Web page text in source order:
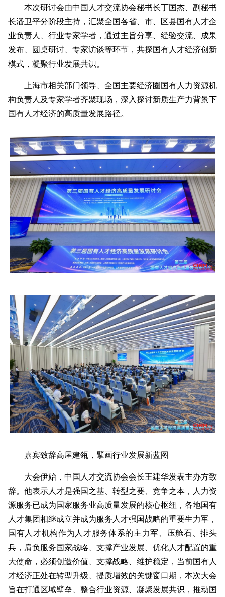
本次研讨会由中国人才交流协会秘书长丁国杰、副秘书
长潘卫平分阶段主持，汇聚全国各省、市、区县国有人才企
业负责人、行业专家学者，通过主旨分享、经验交流、成果
发布、圆桌研讨、专家访谈等环节，共探国有人才经济创新
模式，凝聚行业发展共识。
上海市相关部门领导、全国主要经济圈国有人力资源机
构负责人及专家学者齐聚现场，深入探讨新质生产力背景下
国有人才经济的高质量发展路径。
嘉宾致辞高屋建瓴，擘画行业发展新蓝图
大会伊始，中国人才交流协会会长王建华发表主办方致
辞。他表示人才是强国之基、转型之要、竞争之本，人力资
源服务已成为国家服务业高质量发展的核心枢纽，各地国有
人才集团相继成立并成为服务人才强国战略的重要生力军，
国有人才机构作为人才服务体系的主力军、压舱石、排头
兵，肩负服务国家战略、支撑产业发展、优化人才配置的重
大使命，必须创造价值、支撑战略、维护稳定，当前国有人
才经济正处在转型升级、提质增效的关键窗口期，本次大会
旨在打通区域壁垒、整合行业资源、凝聚发展共识，推动国